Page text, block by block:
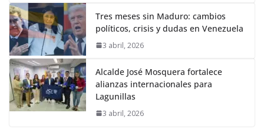
Tres meses sin Maduro: cambios
políticos, crisis y dudas en Venezuela
3 abril, 2026
Alcalde José Mosquera fortalece
alianzas internacionales para
Lagunillas
3 abril, 2026